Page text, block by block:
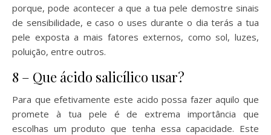
porque, pode acontecer a que a tua pele demostre sinais
de sensibilidade, e caso o uses durante o dia terás a tua
pele exposta a mais fatores externos, como sol, luzes,
poluição, entre outros.
8 – Que ácido salicílico usar?
Para que efetivamente este acido possa fazer aquilo que
promete à tua pele é de extrema importância que
escolhas um produto que tenha essa capacidade. Este